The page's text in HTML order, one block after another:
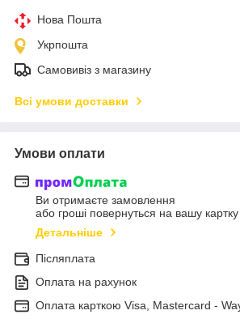
Нова Пошта
Укрпошта
Самовивіз з магазину
Всі умови доставки
Умови оплати
Ви отримаєте замовлення
або гроші повернуться на вашу картку
Детальніше
Післяплата
Оплата на рахунок
Оплата карткою Visa, Mastercard -